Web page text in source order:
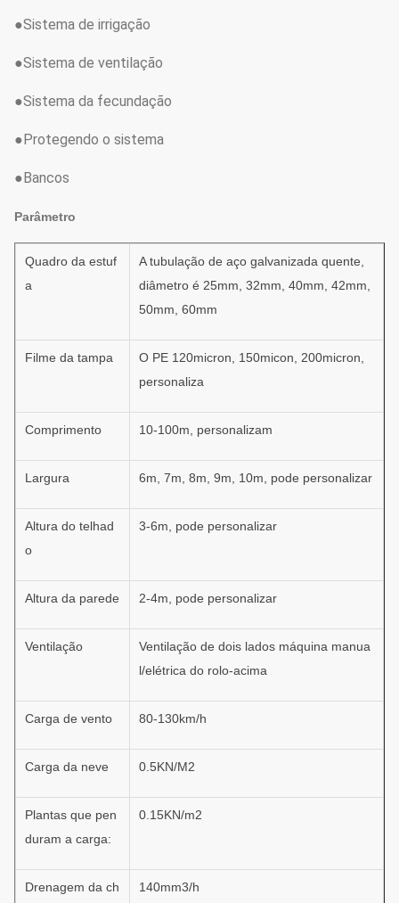
●Sistema de irrigação
●Sistema de ventilação
●Sistema da fecundação
●Protegendo o sistema
●Bancos
Parâmetro
Quadro da estuf
a
A tubulação de aço galvanizada quente,
diâmetro é 25mm, 32mm, 40mm, 42mm,
50mm, 60mm
Filme da tampa
O PE 120micron, 150micon, 200micron,
personaliza
Comprimento 10-100m, personalizam
Largura 6m, 7m, 8m, 9m, 10m, pode personalizar
Altura do telhad
o
3-6m, pode personalizar
Altura da parede 2-4m, pode personalizar
Ventilação
Ventilação de dois lados máquina manua
l/elétrica do rolo-acima
Carga de vento 80-130km/h
Carga da neve 0.5KN/M2
Plantas que pen
duram a carga:
0.15KN/m2
Drenagem da ch
140mm3/h